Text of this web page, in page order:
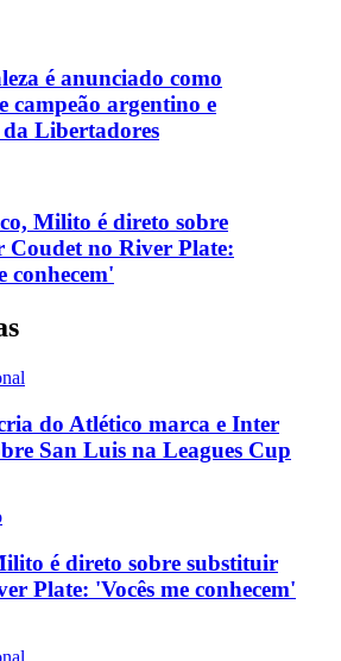
é anunciado como
campeão argentino e
da Libertadores
Milito é direto sobre
Coudet no River Plate:
conhecem'
do Atlético marca e Inter
San Luis na Leagues Cup
é direto sobre substituir
Plate: 'Vocês me conhecem'